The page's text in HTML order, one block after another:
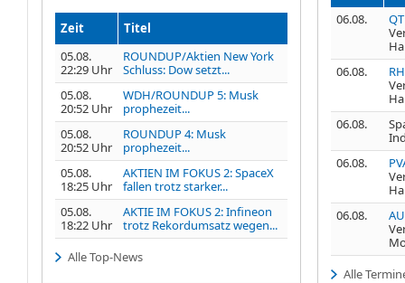
Zeit
Titel
05.08.
22:29 Uhr
ROUNDUP/Aktien New York
Schluss: Dow setzt...
05.08.
20:52 Uhr
WDH/ROUNDUP 5: Musk
prophezeit...
05.08.
20:52 Uhr
ROUNDUP 4: Musk
prophezeit...
05.08.
18:25 Uhr
AKTIEN IM FOKUS 2: SpaceX
fallen trotz starker...
05.08.
18:22 Uhr
AKTIE IM FOKUS 2: Infineon
trotz Rekordumsatz wegen...
Alle Top-News
06.08.
06.08.
06.08.
06.08.
06.08.
Alle